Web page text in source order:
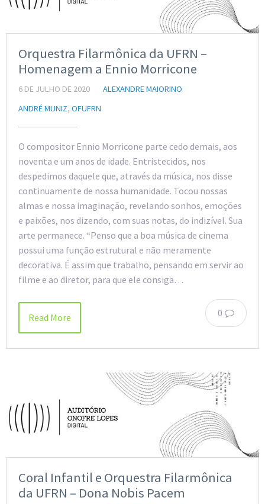
Orquestra Filarmônica da UFRN –
Homenagem a Ennio Morricone
6 DE JULHO DE 2020
ALEXANDRE MAIORINO
ANDRÉ MUNIZ, OFUFRN
O compositor Ennio Morricone parte cedo demais, aos
noventa e um anos de idade. Entristecidos, nos
despedimos daquele que, através da música, nos disse
continuamente de nossa humanidade. Tocou nossas
almas e nossa imaginação, revelando sonhos, emoções
e paixões, nos dizendo, com suas notas, do indizível. Sua
arte permanece. “Penso que a boa música de cinema
possui uma função estrutural e não meramente
decorativa. É assim que trabalho, pensando em servir ao
filme e ao diretor, para que ele consiga…
0
Read More
Coral Infantil e Orquestra Filarmônica
da UFRN – Dona Nobis Pacem